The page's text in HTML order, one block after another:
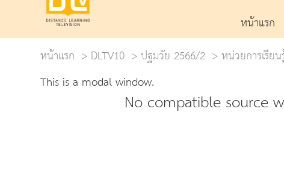
หน้าแรก
หน้าแรก
DLTV10 ปฐมวัย 2566/2 หน่วยการเรีย
This is a modal window.
No compatible source